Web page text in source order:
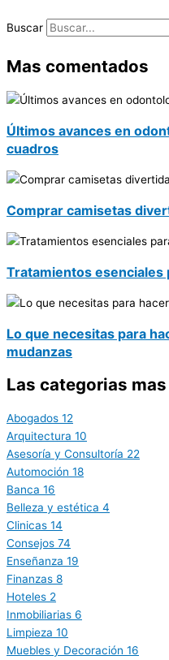
Buscar
Mas comentados
Últimos avances en
cuadros
Comprar camisetas
Tratamientos esenciales
Lo que necesitas para
mudanzas
Las categorias
Abogados 12
Arquitectura 10
Asesoría y Consultoría 22
Automoción 18
Banca 16
Belleza y estética 4
Clinicas 14
Consejos 74
Enseñanza 19
Finanzas 8
Hoteles 2
Inmobiliarias 6
Limpieza 10
Muebles y Decoración 16